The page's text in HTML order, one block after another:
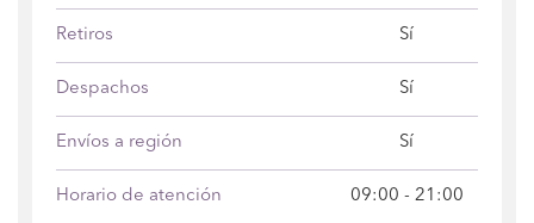
Retiros Sí
Despachos Sí
Envíos a región Sí
Horario de atención 09:00 - 21:00